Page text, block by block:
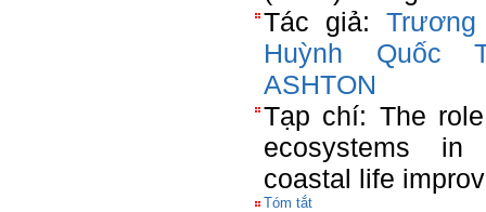
Tác giả:
Huỳnh Quốc
ASHTON
Tạp chí: The
ecosystems in
coastal life
Tóm tắt